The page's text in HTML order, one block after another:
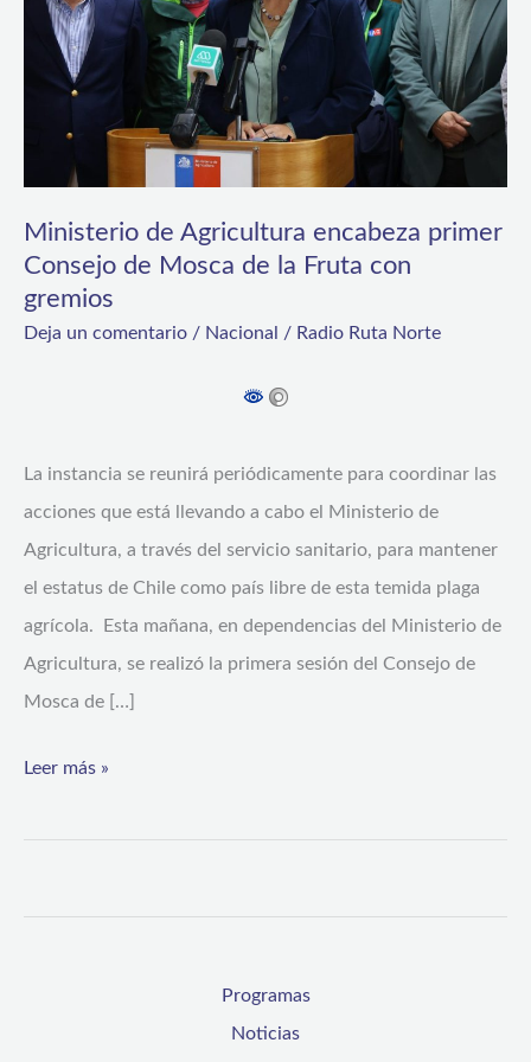
Ministerio de Agricultura encabeza primer
Consejo de Mosca de la Fruta con
gremios
Deja un comentario / Nacional / Radio Ruta Norte
La instancia se reunirá periódicamente para coordinar las
acciones que está llevando a cabo el Ministerio de
Agricultura, a través del servicio sanitario, para mantener
el estatus de Chile como país libre de esta temida plaga
agrícola. Esta mañana, en dependencias del Ministerio de
Agricultura, se realizó la primera sesión del Consejo de
Mosca de […]
primer
Consejo
de
la
Fruta
con
gremios
Leer más »
Programas
Noticias